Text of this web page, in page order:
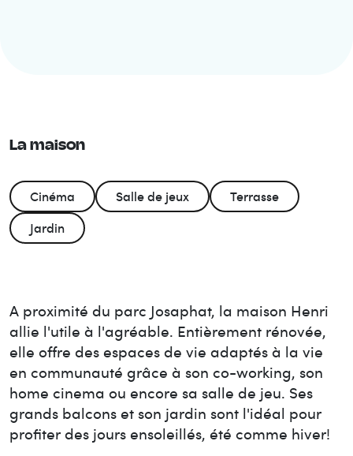
La maison
Cinéma Salle de jeux
Terrasse
Jardin
A proximité du parc Josaphat, la maison Henri
allie l'utile à l'agréable. Entièrement rénovée,
elle offre des espaces de vie adaptés à la vie
en communauté grâce à son co-working, son
home cinema ou encore sa salle de jeu. Ses
grands balcons et son jardin sont l'idéal pour
profiter des jours ensoleillés, été comme hiver!